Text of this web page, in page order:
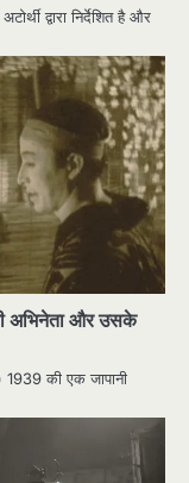
द्वारा निर्देशित है और
अभिनेता और उसके
1939 की एक जापानी